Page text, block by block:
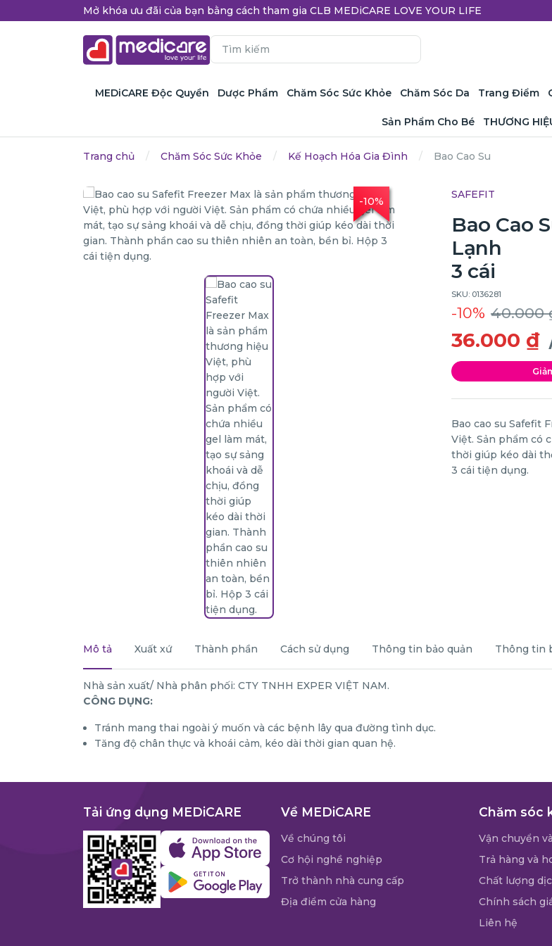
Mở khóa ưu đãi của bạn bằng cách tham gia CLB MEDiCARE LOVE YOUR LIFE
MEDiCARE Độc Quyền Dược Phẩm Chăm Sóc Sức Khỏe Chăm Sóc Da Trang Điểm
Sản Phẩm Cho Bé THƯƠNG
Trang chủ Chăm Sóc Sức Khỏe Kế Hoạch Hóa Gia Đình Bao Cao Su
-10%
SAFEFIT
Bao Cao
Lạnh
3 cái
SKU: 0136281
-10% 40.000
36.000 ₫
Bao cao su Safefit
Việt. Sản phẩm có
thời giúp kéo dài
3 cái tiện dụng.
Mô tả Xuất xứ Thành phần Cách sử dụng Thông tin bảo quản Thông tin
Nhà sản xuất/ Nhà phân phối: CTY TNHH EXPER VIỆT NAM.
CÔNG DỤNG:
Tránh mang thai ngoài ý muốn và các bệnh lây qua đường tình dục.
Tăng độ chân thực và khoái cảm, kéo dài thời gian quan hệ.
Tải ứng dụng MEDiCARE Về MEDiCARE
Về chúng tôi
Cơ hội nghề nghiệp
Trở thành nhà cung cấp
Địa điểm cửa hàng
Chăm sóc
Vận chuyển
Trả hàng và
Chất lượng
Chính sách
Liên hệ